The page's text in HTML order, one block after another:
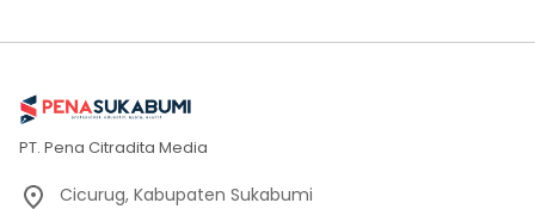
PT. Pena Citradita Media
Cicurug, Kabupaten Sukabumi